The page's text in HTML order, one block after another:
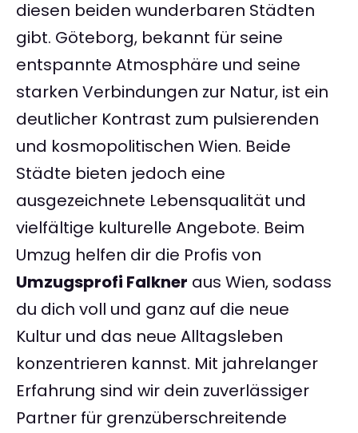
diesen beiden wunderbaren Städten
gibt. Göteborg, bekannt für seine
entspannte Atmosphäre und seine
starken Verbindungen zur Natur, ist ein
deutlicher Kontrast zum pulsierenden
und kosmopolitischen Wien. Beide
Städte bieten jedoch eine
ausgezeichnete Lebensqualität und
vielfältige kulturelle Angebote. Beim
Umzug helfen dir die Profis von
Umzugsprofi Falkner aus Wien, sodass
du dich voll und ganz auf die neue
Kultur und das neue Alltagsleben
konzentrieren kannst. Mit jahrelanger
Erfahrung sind wir dein zuverlässiger
Partner für grenzüberschreitende